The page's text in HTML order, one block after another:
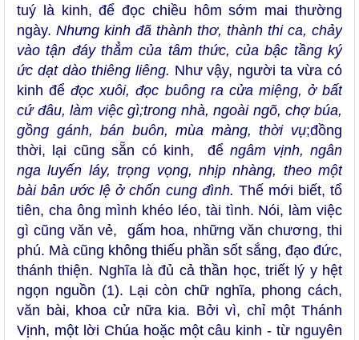
tuý là kinh, để đọc chiều hôm sớm mai thường
ngày. Nhưng kinh đã thành thơ, thành thi ca, chảy
vào tận đáy thẳm của tâm thức, của bậc tầng ký
ức dạt dào thiêng liêng. Như vậy, người ta vừa có
kinh đểđọc xuôi, đọc buông ra cửa miệng, ở bất
cứ đâu, làm việc gì;trong nhà, ngoài ngõ, chợ búa,
gồng gánh, bán buôn, mùa màng, thời vụ;đồng
thời, lại cũng sẵn có kinh, đểngâm vịnh, ngân
nga luyến láy, trọng vọng, nhịp nhàng, theo một
bài bản ước lệ ở chốn cung đình. Thế mới biết, tổ
tiên, cha ông mình khéo léo, tài tình. Nói, làm việc
gì cũng văn vẻ, gấm hoa, những văn chương, thi
phú. Mà cũng không thiếu phần sốt sắng, đạo đức,
thánh thiện. Nghĩa là đủ cả thần học, triết lý y hệt
ngọn nguồn (1). Lại còn chữ nghĩa, phong cách,
văn bài, khoa cử nữa kia. Bởi vì, chỉ một Thánh
Vịnh, một lời Chúa hoặc một câu kinh - từ nguyên